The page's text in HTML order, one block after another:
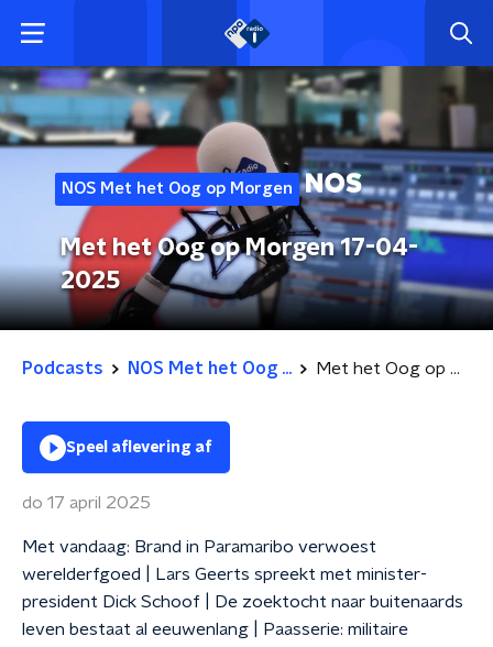
NOS Met het Oog op Morgen
Met het Oog op Morgen 17-04-
2025
Podcasts NOS Met het Oog ... Met het Oog op Morgen 17-04-2025
Speel aflevering af
do 17 april 2025
Met vandaag: Brand in Paramaribo verwoest
werelderfgoed | Lars Geerts spreekt met minister-
president Dick Schoof | De zoektocht naar buitenaards
leven bestaat al eeuwenlang | Paasserie: militaire